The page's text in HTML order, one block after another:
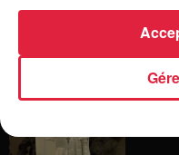
Les
pape